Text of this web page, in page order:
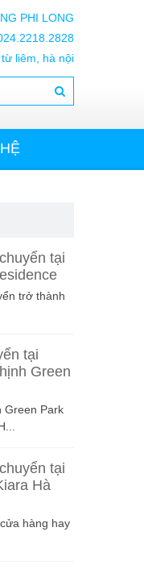
PHI LONG
liêm, hà nội
tại
trở thành
tại
Green
Green Park
tại
Hà
hàng hay